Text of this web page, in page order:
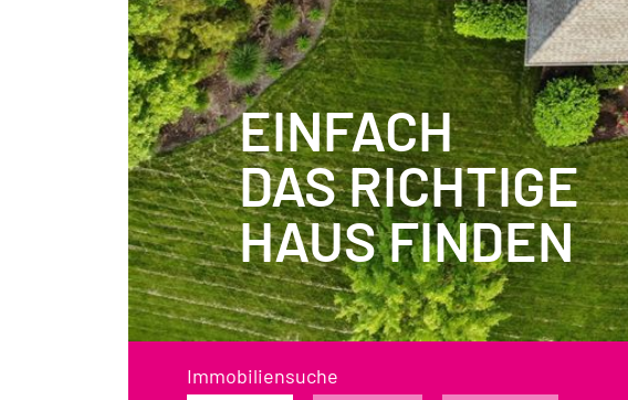
EINFACH
DAS RICHTIGE
HAUS FINDEN
Immobiliensuche